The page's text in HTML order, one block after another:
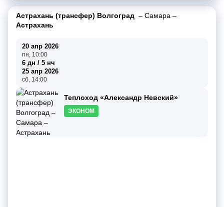
Астрахань (трансфер) Волгоград – Самара –
Астрахань
20 апр 2026
пн, 10:00
6 дн / 5 нч
25 апр 2026
сб, 14:00
Теплоход «Александр Невский»
ЭКОНОМ